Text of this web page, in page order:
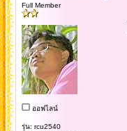
Full Member
ออฟไลน์
รุ่น: rcu2540